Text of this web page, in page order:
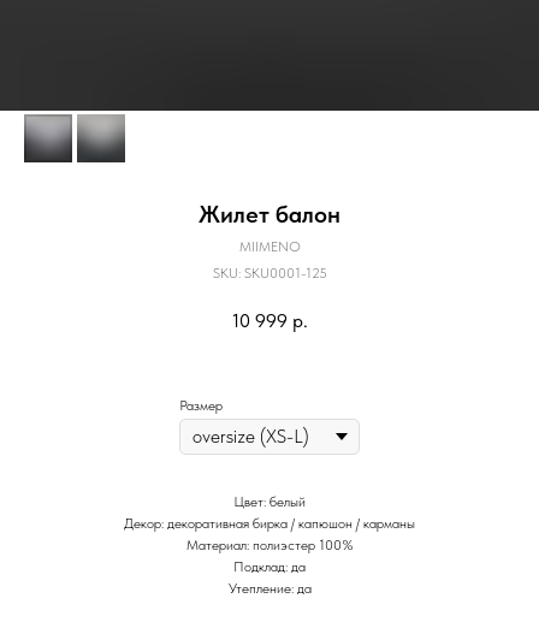
Жилет балон
MIIMENO
SKU: SKU0001-125
10 999 р.
Размер
Цвет: белый
Декор: декоративная бирка / капюшон / карманы
Материал: полиэстер 100%
Подклад: да
Утепление: да